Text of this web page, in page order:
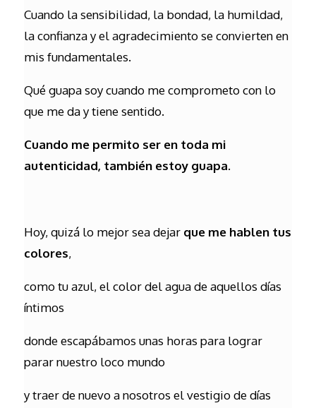
Cuando la sensibilidad, la bondad, la humildad,
la confianza y el agradecimiento se convierten en
mis fundamentales.
Qué guapa soy cuando me comprometo con lo
que me da y tiene sentido.
Cuando me permito ser en toda mi
autenticidad, también estoy guapa.
Hoy, quizá lo mejor sea dejar que me hablen tus
colores,
como tu azul, el color del agua de aquellos días
íntimos
donde escapábamos unas horas para lograr
parar nuestro loco mundo
y traer de nuevo a nosotros el vestigio de días